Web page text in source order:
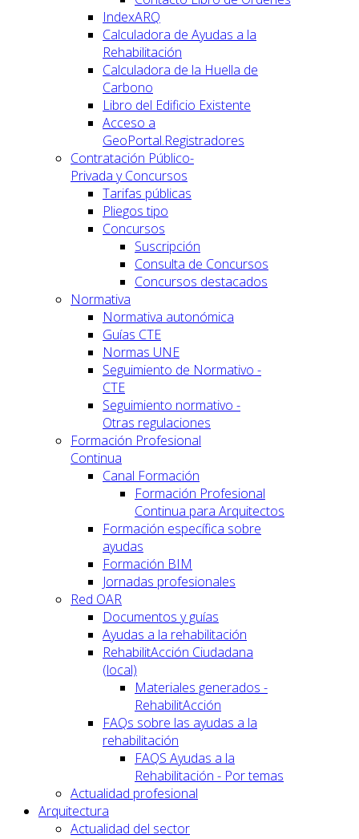
IndexARQ
Calculadora de Ayudas a la
Rehabilitación
Calculadora de la Huella de
Carbono
Libro del Edificio Existente
Acceso a
GeoPortal.Registradores
Contratación Público-
Privada y Concursos
Tarifas públicas
Pliegos tipo
Concursos
Suscripción
Consulta de Concursos
Concursos destacados
Normativa
Normativa autonómica
Guías CTE
Normas UNE
Seguimiento de Normativo -
CTE
Seguimiento normativo -
Otras regulaciones
Formación Profesional
Continua
Canal Formación
Formación Profesional
Continua para Arquitectos
Formación específica sobre
ayudas
Formación BIM
Jornadas profesionales
Red OAR
Documentos y guías
Ayudas a la rehabilitación
RehabilitAcción Ciudadana
(local)
Materiales generados -
RehabilitAcción
FAQs sobre las ayudas a la
rehabilitación
FAQS Ayudas a la
Rehabilitación - Por temas
Actualidad profesional
Arquitectura
Actualidad del sector